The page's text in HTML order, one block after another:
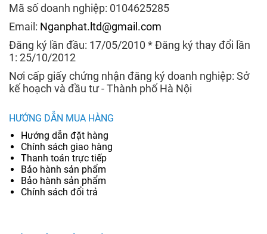
Mã số doanh nghiệp: 0104625285
Email: Nganphat.ltd@gmail.com
Đăng ký lần đầu: 17/05/2010 * Đăng ký thay đổi lần
1: 25/10/2012
Nơi cấp giấy chứng nhận đăng ký doanh nghiệp: Sở
kế hoạch và đầu tư - Thành phố Hà Nội
HƯỚNG DẪN MUA HÀNG
Hướng dẫn đặt hàng
Chính sách giao hàng
Thanh toán trực tiếp
Bảo hành sản phẩm
Bảo hành sản phẩm
Chính sách đổi trả